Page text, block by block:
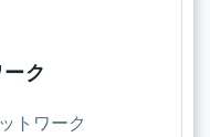
ク
トワーク